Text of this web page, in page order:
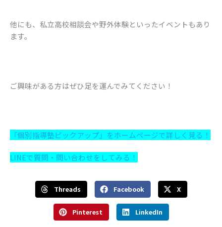
他にも、私立高校相談会や野外体験といったイベントもあり
ます。
ご興味がある方はぜひ足を運んでみてください！
「個別指導塾ピックアップ」をホームページで詳しく見る！
LINEで質問・問い合わせをしてみる！
Threads Facebook X
Pinterest LinkedIn